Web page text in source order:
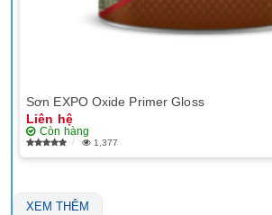
Sơn EXPO Oxide Primer Gloss
Liên hệ
Còn hàng
1,377
XEM THÊM